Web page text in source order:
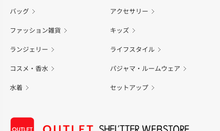
バッグ アクセサリー
ファッション雑貨 キッズ
ランジェリー ライフスタイル
コスメ・香水 パジャマ・ルームウェア
水着 セットアップ